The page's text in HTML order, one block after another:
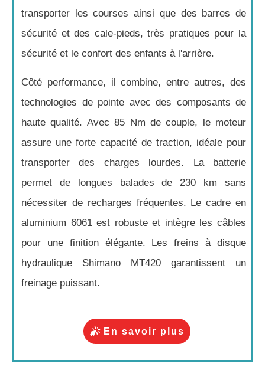
transporter les courses ainsi que des barres de
sécurité et des cale-pieds, très pratiques pour la
sécurité et le confort des enfants à l'arrière.
Côté performance, il combine, entre autres, des
technologies de pointe avec des composants de
haute qualité. Avec 85 Nm de couple, le moteur
assure une forte capacité de traction, idéale pour
transporter des charges lourdes. La batterie
permet de longues balades de 230 km sans
nécessiter de recharges fréquentes. Le cadre en
aluminium 6061 est robuste et intègre les câbles
pour une finition élégante. Les freins à disque
hydraulique Shimano MT420 garantissent un
freinage puissant.
En savoir plus